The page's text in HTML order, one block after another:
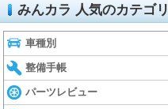
みんカラ 人気のカテゴリ
車種別
整備手帳
パーツレビュー